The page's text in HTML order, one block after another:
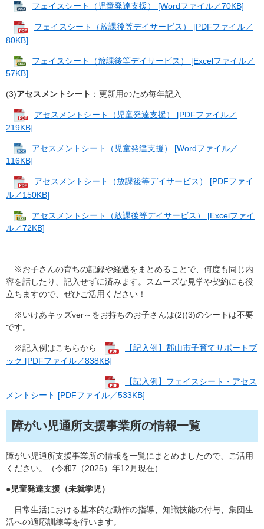
フェイスシート（児童発達支援） [Wordファイル／70KB]
フェイスシート（放課後等デイサービス） [PDFファイル／
80KB]
フェイスシート（放課後等デイサービス） [Excelファイル／
57KB]
(3)アセスメントシート ：更新用のため毎年記入
アセスメントシート（児童発達支援） [PDFファイル／
219KB]
アセスメントシート（児童発達支援） [Wordファイル／
116KB]
アセスメントシート（放課後等デイサービス） [PDFファイ
ル／150KB]
アセスメントシート（放課後等デイサービス） [Excelファイ
ル／72KB]
※お子さんの育ちの記録や経過をまとめることで、何度も同じ内
容を話したり、記入せずに済みます。スムーズな見学や契約にも役
立ちますので、ぜひご活用ください！
※いけあキッズver～をお持ちのお子さんは(2)(3)のシートは不要
です。
※記入例はこちらから
【記入例】郡山市子育てサポートブ
ック [PDFファイル／838KB]
【記入例】フェイスシート・アセス
メントシート [PDFファイル／533KB]
障がい児通所支援事業所の情報一覧
障がい児通所支援事業所の情報を一覧にまとめましたので、ご活用
ください。（令和7（2025）年12月現在）
●児童発達支援（未就学児）
日常生活における基本的な動作の指導、知識技能の付与、集団生
活への適応訓練等を行います。